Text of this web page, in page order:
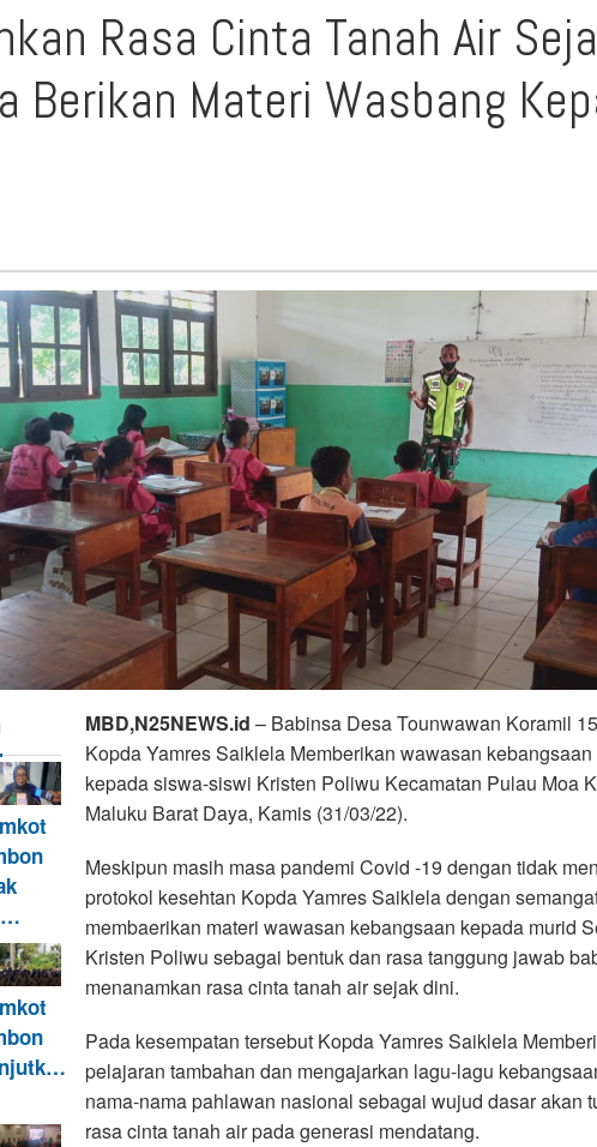
Tanah
Sejak
Kepada
Murid
SD
Rasa Cinta Tanah Air
Berikan Materi Wasbang
MBD,N25NEWS.id – Babinsa Desa Tounwawan Koramil
Kopda Yamres Saiklela Memberikan wawasan
kepada siswa-siswi Kristen Poliwu Kecamatan Pulau Moa
Maluku Barat Daya, Kamis (31/03/22).
Meskipun masih masa pandemi Covid -19 dengan tidak
protokol kesehtan Kopda Yamres Saiklela dengan
membaerikan materi wawasan kebangsaan kepada murid
Kristen Poliwu sebagai bentuk dan rasa tanggung jawab
menanamkan rasa cinta tanah air sejak dini.
Pada kesempatan tersebut Kopda Yamres Saiklela
pelajaran tambahan dan mengajarkan lagu-lagu
nama-nama pahlawan nasional sebagai wujud dasar akan
rasa cinta tanah air pada generasi mendatang.